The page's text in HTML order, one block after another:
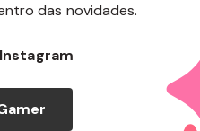
das novidades.
Instagram